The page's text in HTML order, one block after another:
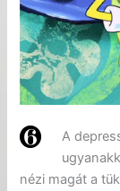
A
nézi magát a